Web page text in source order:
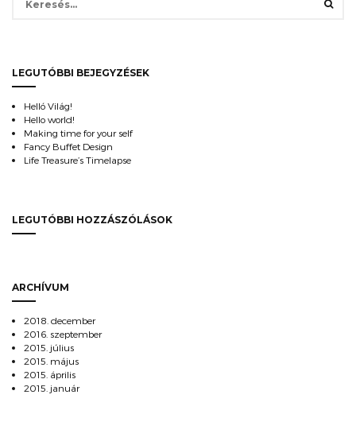
LEGUTÓBBI BEJEGYZÉSEK
Helló Világ!
Hello world!
Making time for your self
Fancy Buffet Design
Life Treasure’s Timelapse
LEGUTÓBBI HOZZÁSZÓLÁSOK
ARCHÍVUM
2018. december
2016. szeptember
2015. július
2015. május
2015. április
2015. január